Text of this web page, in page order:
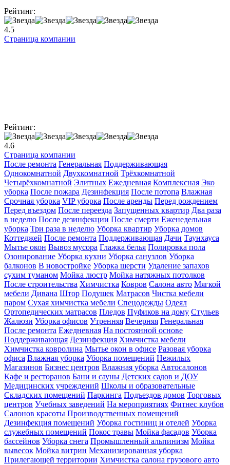
Рейтинг:
4.5
Страница компании
Рейтинг:
4.6
Страница компании
После ремонта Генеральная Поддерживающая
Однокомнатной Двухкомнатной Трёхкомнатной
Четырёхкомнатной Элитных Ежедневная Комплексная Эко
уборка После пожара Дезинфекция После потопа Влажная
Cрочная уборка VIP уборка После аренды Перед рождением
Перед въездом После переезда Запущенных квартир Два раза
в неделю После дезинфекции После смерти Еженедельная
уборка Три раза в неделю Уборка квартир Уборка домов
Коттеджей После ремонта Поддерживающая Дачи Таунхауса
Мытье окон Вывоз мусора Глажка белья Полировка пола
Озонирование Уборка кухни Уборка санузлов Уборка
балконов В новостройке Уборка шерсти Удаление запахов
сухим туманом Мойка люстр Мойка натяжных потолков
После строительства Химчистка Ковров Салона авто Мягкой
мебели Дивана Штор Подушек Матрасов Чистка мебели
паром Сухая химчистка мебели Спецодежды Одеял
Ортопедических матрасов Пледов Пуфиков на дому Стульев
Жалюзи Уборка офисов Утренняя Вечерняя Генеральная
После ремонта Ежедневная На постоянной основе
Поддерживающая Дезинфекция Химчистка мебели
Химчистка ковролина Мытье окон в офисе Разовая уборка
офиса Влажная уборка Уборка помещений Нежилых
Магазинов Бизнес центров Влажная уборка Автосалонов
Кафе и ресторанов Бани и сауны Детских садов и ДОУ
Медицинских учреждений Школы и образовательные
Складских помещений Паркинга Подъездов домов Торговых
центров Учебных заведений На мероприятиях Фитнес клубов
Салонов красоты Производственных помещений
Дезинфекция помещений Уборка гостиниц и отелей Уборка
служебных помещений Покос травы Мойка фасадов Уборка
бассейнов Уборка снега Промышленный альпинизм Мойка
вывесок Мойка витрин Механизированная уборка
Прилегающей территории Химчистка салона грузового авто